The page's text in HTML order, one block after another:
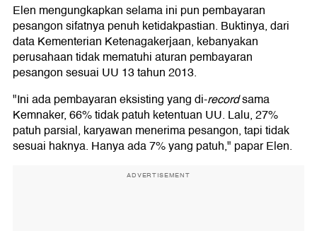
Elen mengungkapkan selama ini pun pembayaran
pesangon sifatnya penuh ketidakpastian. Buktinya, dari
data Kementerian Ketenagakerjaan, kebanyakan
perusahaan tidak mematuhi aturan pembayaran
pesangon sesuai UU 13 tahun 2013.
"Ini ada pembayaran eksisting yang di-recordsama
Kemnaker, 66% tidak patuh ketentuan UU. Lalu, 27%
patuh parsial, karyawan menerima pesangon, tapi tidak
sesuai haknya. Hanya ada 7% yang patuh," papar Elen.
ADVERTISEMENT